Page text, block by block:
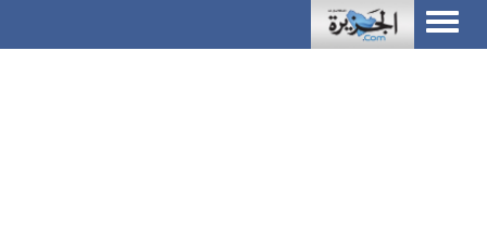
Toggle
navigation